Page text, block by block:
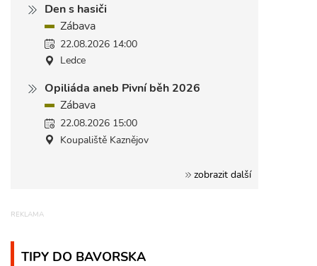
Den s hasiči
Zábava
22.08.2026 14:00
Ledce
Opiliáda aneb Pivní běh 2026
Zábava
22.08.2026 15:00
Koupaliště Kaznějov
zobrazit další
TIPY DO BAVORSKA